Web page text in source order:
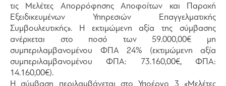
τις Μελέτες Απορρόφησης Αποφοίτων και Παροχή
Εξειδικευμένων Υπηρεσιών Επαγγελματικής
Συμβουλευτικής». Η εκτιμώμενη αξία της σύμβασης
ανέρχεται στο ποσό των 59.000,00€ μη
συμπεριλαμβανομένου ΦΠΑ 24% (εκτιμώμενη αξία
συμπεριλαμβανομένου ΦΠΑ: 73.160,00€, ΦΠΑ:
14.160,00€).
Η σύμβαση περιλαμβάνεται στο Υποέργο 3 «Μελέτες